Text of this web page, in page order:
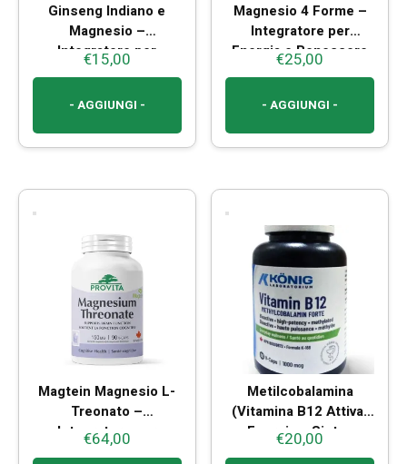
Ginseng Indiano e
Magnesio –
Integratore per
Benessere e Vitalità
€15,00
- AGGIUNGI -
Magnesio 4 Forme –
Integratore per
Energia e Benessere
Muscolare
€25,00
- AGGIUNGI -
Magtein Magnesio L-
Treonato –
Integratore per
Memoria e Funzioni
€64,00
Metilcobalamina
(Vitamina B12 Attiva)
– Energia e Sistema
Nervoso
€20,00